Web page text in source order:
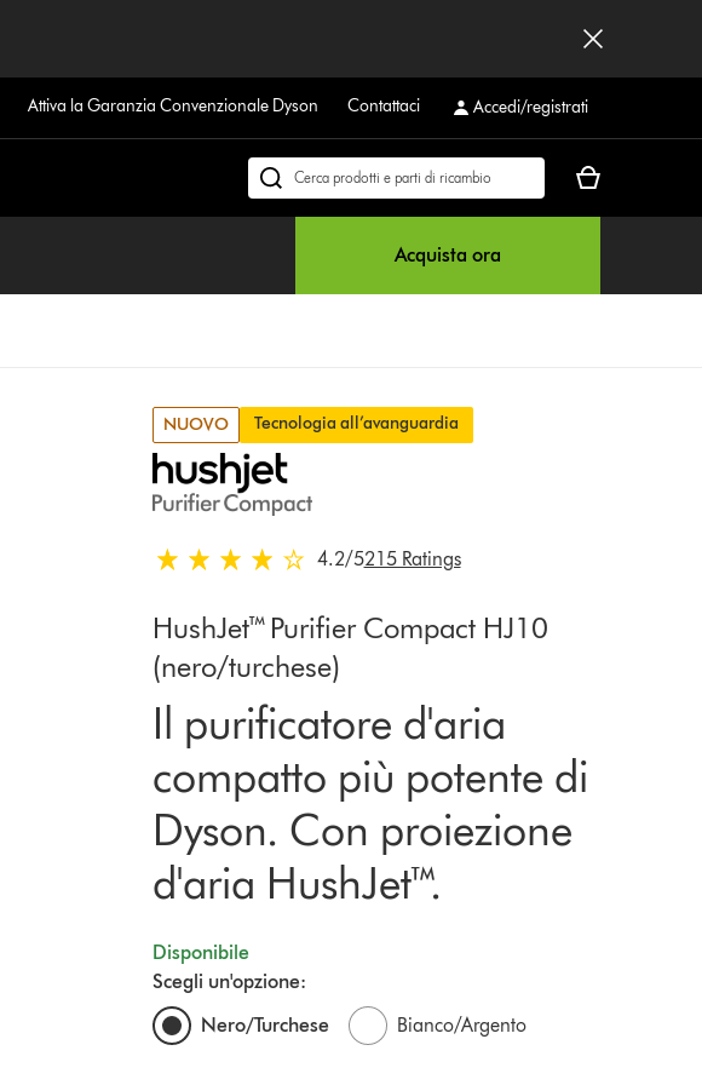
Attiva la Garanzia Convenzionale Dyson Contattaci Accedi/registrati
Cerca
Il
Acquista ora
NUOVO Tecnologia all’avanguardia
4.2 stelle su 5 da 215 Ratings
4.2/5215 Ratings
HushJet™ Purifier Compact HJ10
(nero/turchese)
Il purificatore d'aria
compatto più potente di
Dyson. Con proiezione
d'aria HushJet™.
Disponibile
Scegli un'opzione:
Nero/Turchese
Bianco/Argento